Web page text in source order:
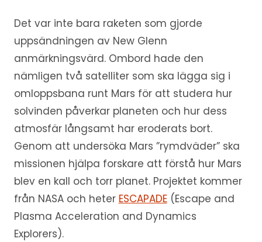
Det var inte bara raketen som gjorde
uppsändningen av New Glenn
anmärkningsvärd. Ombord hade den
nämligen två satelliter som ska lägga sig i
omloppsbana runt Mars för att studera hur
solvinden påverkar planeten och hur dess
atmosfär långsamt har eroderats bort.
Genom att undersöka Mars ”rymdväder” ska
missionen hjälpa forskare att förstå hur Mars
blev en kall och torr planet. Projektet kommer
från NASA och heter ESCAPADE(Escape and
Plasma Acceleration and Dynamics
Explorers).